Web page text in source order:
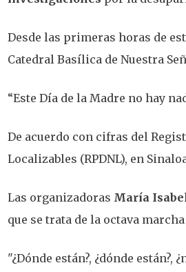
Desde las primeras horas de
Catedral Basílica de Nuestra
“Este Día de la Madre no hay
De acuerdo con cifras del
Localizables (RPDNL), en
Las organizadoras María
que se trata de la octava
"¿Dónde están?, ¿dónde